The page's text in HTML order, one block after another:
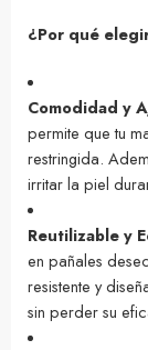
¿Por qué
Comodidad y
permite que tu
restringida.
irritar la piel
Reutilizable y
en pañales
resistente y
sin perder su